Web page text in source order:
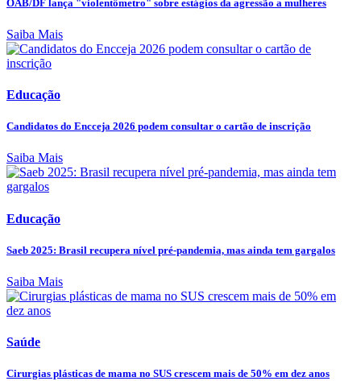
OAB/DF lança "violentômetro" sobre estágios da agressão a mulheres
Saiba Mais
Educação
Candidatos do Encceja 2026 podem consultar o cartão de inscrição
Saiba Mais
Educação
Saeb 2025: Brasil recupera nível pré-pandemia, mas ainda tem gargalos
Saiba Mais
Saúde
Cirurgias plásticas de mama no SUS crescem mais de 50% em dez anos